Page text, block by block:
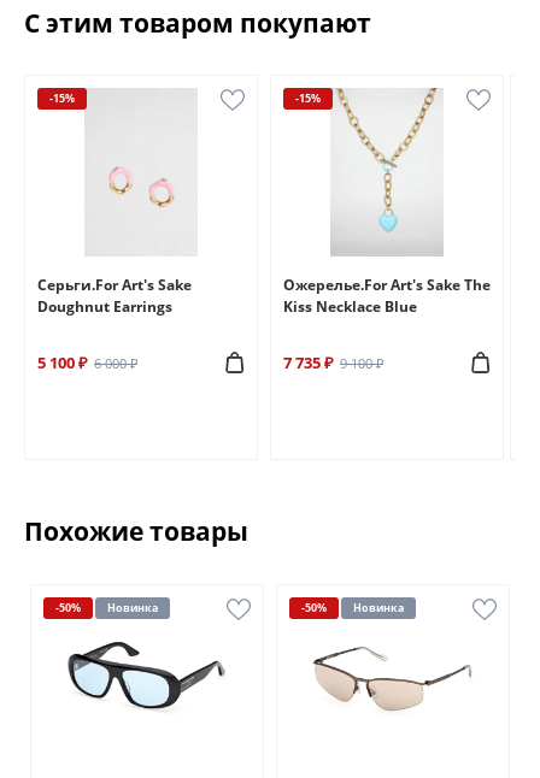
С этим товаром покупают
-15%
Серьги.For Art's Sake
Doughnut Earrings
5 100 ₽ 6 000 ₽
-15%
Ожерелье.For Art's Sake The
Kiss Necklace Blue
7 735 ₽ 9 100 ₽
Похожие товары
-50% Новинка -50% Новинка